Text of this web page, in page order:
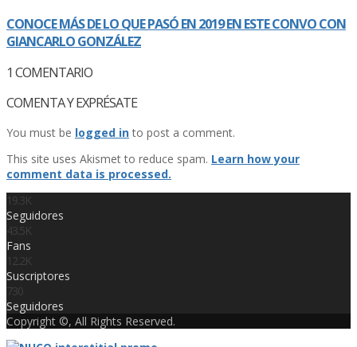
CONOCE MÁS DE LO QUE PASÓ EN 2019 EN ESTE CONVO CON
GIANCARLO GONZÁLEZ
1 COMENTARIO
COMENTA Y EXPRÉSATE
You must be logged into post a comment.
This site uses Akismet to reduce spam. Learn how your
comment data is processed.
19.3K
Seguidores
43.5K
Fans
12.2K
Suscriptores
730
Seguidores
Copyright ©, All Rights Reserved.